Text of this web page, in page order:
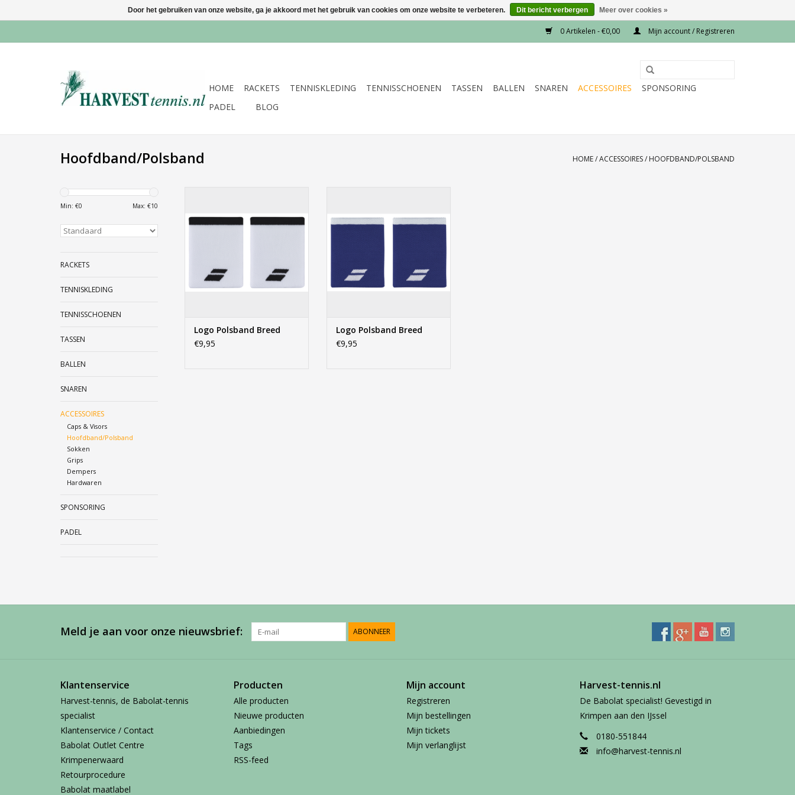
0 Artikelen - €0,00 Mijn account / Registreren
HOME RACKETS TENNISKLEDING TENNISSCHOENEN TASSEN BALLEN SNAREN ACCESSOIRES
SPONSORING
PADEL
BLOG
Hoofdband/Polsband HOME/ACCESSOIRES/ HOOFDBAND/POLSBAND
Min: €0 Max: €10
RACKETS
TENNISKLEDING
TENNISSCHOENEN
TASSEN
BALLEN
SNAREN
ACCESSOIRES
Caps & Visors
Hoofdband/Polsband
Sokken
Grips
Dempers
Hardwaren
SPONSORING
PADEL
Logo Polsband Breed
€9,95
Logo Polsband Breed
€9,95
Meld je aan voor onze nieuwsbrief: ABONNEER
Klantenservice
Harvest-tennis, de Babolat-tennis
specialist
Klantenservice / Contact
Babolat Outlet Centre
Krimpenerwaard
Retourprocedure
Babolat maatlabel
Producten
Alle producten
Nieuwe producten
Aanbiedingen
Tags
RSS-feed
Mijn account
Registreren
Mijn bestellingen
Mijn tickets
Mijn verlanglijst
Harvest-tennis.nl
De Babolat specialist! Gevestigd in
Krimpen aan den IJssel
0180-551844
info@harvest-tennis.nl
Door het gebruiken van onze website, ga je akkoord met het gebruik van cookies om onze website te verbeteren. Dit bericht verbergen Meer over cookies »